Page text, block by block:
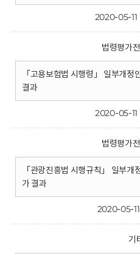
2020-05-11
법령평가
「고용보험법 시행령」 일부개
결과
2020-05-11
법령평가
「관광진흥법 시행규칙」 일부개
가 결과
2020-05-11
기